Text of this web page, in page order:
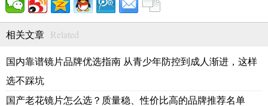
相关文章 Related
国内靠谱镜片品牌优选指南 从青少年防控到成人渐进，这样
选不踩坑
国产老花镜片怎么选？质量稳、性价比高的品牌推荐名单